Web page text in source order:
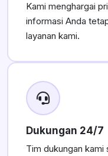
Kami menghargai
informasi Anda
layanan kami.
Dukungan 24/7
Tim dukungan kami